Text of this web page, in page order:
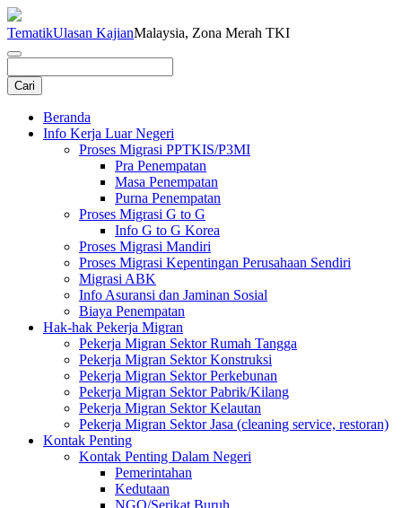
TematikUlasan KajianMalaysia, Zona Merah TKI
Beranda
Info Kerja Luar Negeri
Proses Migrasi PPTKIS/P3MI
Pra Penempatan
Masa Penempatan
Purna Penempatan
Proses Migrasi G to G
Info G to G Korea
Proses Migrasi Mandiri
Proses Migrasi Kepentingan Perusahaan Sendiri
Migrasi ABK
Info Asuransi dan Jaminan Sosial
Biaya Penempatan
Hak-hak Pekerja Migran
Pekerja Migran Sektor Rumah Tangga
Pekerja Migran Sektor Konstruksi
Pekerja Migran Sektor Perkebunan
Pekerja Migran Sektor Pabrik/Kilang
Pekerja Migran Sektor Kelautan
Pekerja Migran Sektor Jasa (cleaning service, restoran)
Kontak Penting
Kontak Penting Dalam Negeri
Pemerintahan
Kedutaan
NGO/Serikat Buruh